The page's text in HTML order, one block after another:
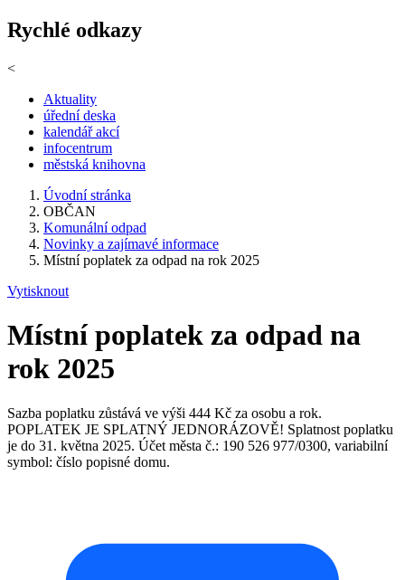
Rychlé odkazy
<
Aktuality
úřední deska
kalendář akcí
infocentrum
městská knihovna
Úvodní stránka
OBČAN
Komunální odpad
Novinky a zajímavé informace
Místní poplatek za odpad na rok 2025
Vytisknout
Místní poplatek za odpad na
rok 2025
Sazba poplatku zůstává ve výši 444 Kč za osobu a rok.
POPLATEK JE SPLATNÝ JEDNORÁZOVĚ! Splatnost poplatku
je do 31. května 2025. Účet města č.: 190 526 977/0300, variabilní
symbol: číslo popisné domu.